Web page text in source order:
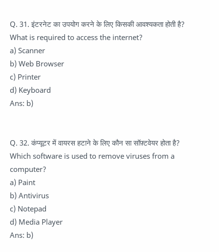
Q. 31. इंटरनेट का उपयोग करने के लिए किसकी आवश्यकता होती है?
What is required to access the internet?
a) Scanner
b) Web Browser
c) Printer
d) Keyboard
Ans: b)
Q. 32. कंप्यूटर में वायरस हटाने के लिए कौन सा सॉफ़्टवेयर होता है?
Which software is used to remove viruses from a
computer?
a) Paint
b) Antivirus
c) Notepad
d) Media Player
Ans: b)